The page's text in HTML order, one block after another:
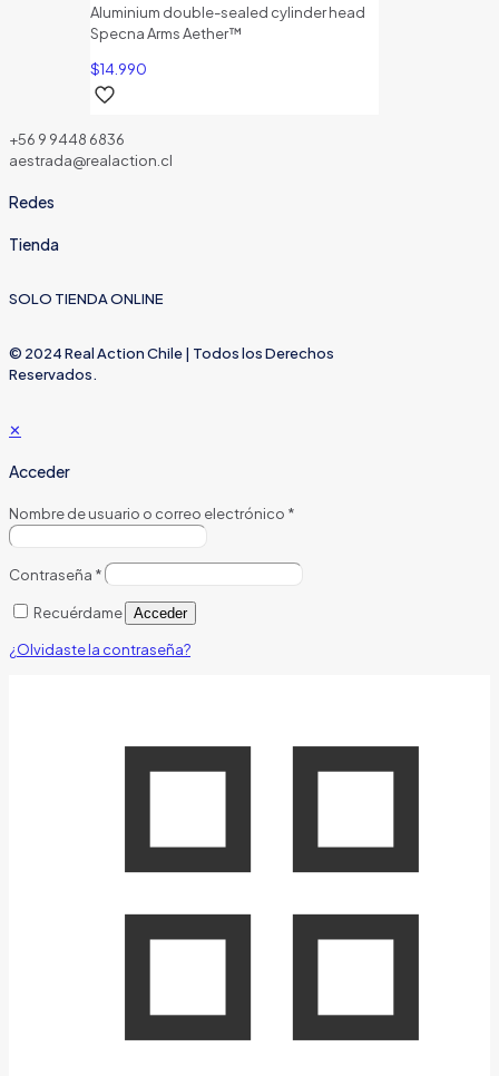
Aluminium double-sealed cylinder head
Specna Arms Aether™
$14.990
+56 9 9448 6836
aestrada@realaction.cl
Redes
Tienda
SOLO TIENDA ONLINE
© 2024 Real Action Chile | Todos los Derechos
Reservados.
✕
Acceder
Nombre de usuario o correo electrónico *
Contraseña *
Recuérdame Acceder
¿Olvidaste la contraseña?